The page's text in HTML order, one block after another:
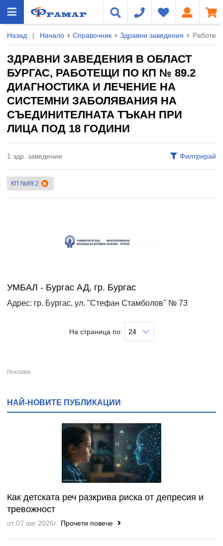
Назад | Начало Справочник Здравни заведения
ЗДРАВНИ ЗАВЕДЕНИЯ В ОБЛАСТ
БУРГАС, РАБОТЕЩИ ПО КП № 89.2
ДИАГНОСТИКА И ЛЕЧЕНИЕ НА
СИСТЕМНИ ЗАБОЛЯВАНИЯ НА
СЪЕДИНИТЕЛНАТА ТЪКАН ПРИ
ЛИЦА ПОД 18 ГОДИНИ
1 здр. заведение Филтрирай
КП №89.2
УМБАЛ - Бургас АД, гр. Бургас
Адрес: гр. Бургас, ул. "Стефан Стамболов" № 73
На страница по:
НАЙ-НОВИТЕ ПУБЛИКАЦИИ
Как детската реч разкрива риска от депресия и
тревожност
от 07 авг 2026г. Прочети повече